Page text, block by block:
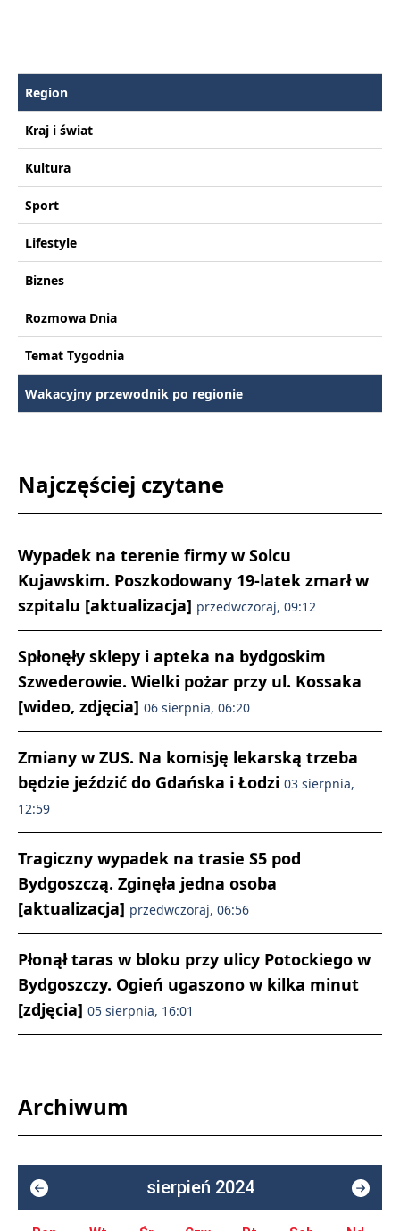
Region
Kraj i świat
Kultura
Sport
Lifestyle
Biznes
Rozmowa Dnia
Temat Tygodnia
Wakacyjny przewodnik po regionie
Najczęściej czytane
Wypadek na terenie firmy w Solcu
Kujawskim. Poszkodowany 19-latek zmarł w
szpitalu [aktualizacja] przedwczoraj, 09:12
Spłonęły sklepy i apteka na bydgoskim
Szwederowie. Wielki pożar przy ul. Kossaka
[wideo, zdjęcia] 06 sierpnia, 06:20
Zmiany w ZUS. Na komisję lekarską trzeba
będzie jeździć do Gdańska i Łodzi 03 sierpnia,
12:59
Tragiczny wypadek na trasie S5 pod
Bydgoszczą. Zginęła jedna osoba
[aktualizacja] przedwczoraj, 06:56
Płonął taras w bloku przy ulicy Potockiego w
Bydgoszczy. Ogień ugaszono w kilka minut
[zdjęcia] 05 sierpnia, 16:01
Archiwum
sierpień 2024